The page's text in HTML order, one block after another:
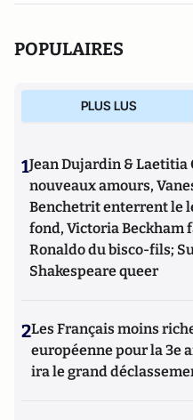
POPULAIRES
PLUS LUS
1Jean Dujardin &
nouveaux amours,
Benchetrit enterrent le
fond, Victoria Beckham
Ronaldo du bisco-fils;
Shakespeare queer
2Les Français moins
européenne pour la 3e
ira le grand